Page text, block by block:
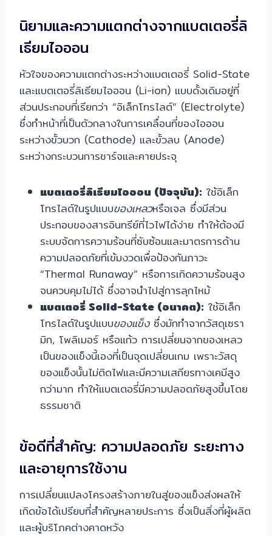
นิยามและความแตกต่างจากแบตเตอรี่ลิ
เธียมไอออน
หัวใจของความแตกต่างระหว่างแบตเตอรี่ Solid-State
และแบตเตอรี่ลิเธียมไอออน (Li-ion) แบบดั้งเดิมอยู่ที่
ส่วนประกอบที่เรียกว่า “อิเล็กโทรไลต์” (Electrolyte)
ซึ่งทำหน้าที่เป็นตัวกลางในการเคลื่อนที่ของไอออน
ระหว่างขั้วบวก (Cathode) และขั้วลบ (Anode)
ระหว่างกระบวนการชาร์จและคายประจุ
แบตเตอรี่ลิเธียมไอออน (ปัจจุบัน): ใช้อิเล็ก
โทรไลต์ในรูปแบบของเหลวหรือเจล ซึ่งมีส่วน
ประกอบของสารอินทรีย์ที่ไวไฟได้ง่าย ทำให้ต้องมี
ระบบจัดการความร้อนที่ซับซ้อนและมาตรการด้าน
ความปลอดภัยที่เข้มงวดเพื่อป้องกันภาวะ
“Thermal Runaway” หรือการเกิดความร้อนสูง
จนควบคุมไม่ได้ ซึ่งอาจนำไปสู่การลุกไหม้
แบตเตอรี่ Solid-State (อนาคต): ใช้อิเล็ก
โทรไลต์ในรูปแบบของแข็งซึ่งมักทำจากวัสดุเซรา
มิก, โพลิเมอร์ หรือแก้ว การเปลี่ยนจากของเหลว
เป็นของแข็งนี้เองที่เป็นจุดเปลี่ยนเกม เพราะวัสดุ
ของแข็งนั้นไม่ติดไฟและมีความเสถียรทางเคมีสูง
กว่ามาก ทำให้แบตเตอรี่มีความปลอดภัยสูงขึ้นโดย
ธรรมชาติ
ข้อดีที่สำคัญ: ความปลอดภัย ระยะทาง
และอายุการใช้งาน
การเปลี่ยนแปลงโครงสร้างภายในสู่ของแข็งส่งผลให้
เกิดข้อได้เปรียบที่สำคัญหลายประการ ซึ่งเป็นสิ่งที่ผู้ผลิต
และผู้บริโภคต่างคาดหวัง